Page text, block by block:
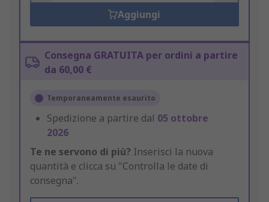
Aggiungi
Consegna GRATUITA per ordini a partire
da 60,00 €
Temporaneamente esaurito
Spedizione a partire dal 05 ottobre
2026
Te ne servono di più? Inserisci la nuova
quantità e clicca su "Controlla le date di
consegna".